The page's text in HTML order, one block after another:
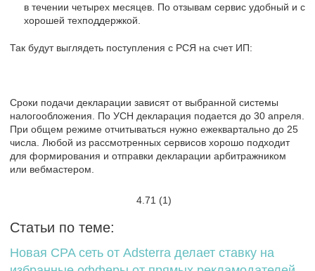
в течении четырех месяцев. По отзывам сервис удобный и с
хорошей техподдержкой.
Так будут выглядеть поступления с РСЯ на счет ИП:
Сроки подачи декларации зависят от выбранной системы
налогообложения. По УСН декларация подается до 30 апреля.
При общем режиме отчитываться нужно ежеквартально до 25
числа. Любой из рассмотренных сервисов хорошо подходит
для формирования и отправки декларации арбитражником
или вебмастером.
4.71 (1)
Статьи по теме:
Новая CPA сеть от Adsterra делает ставку на